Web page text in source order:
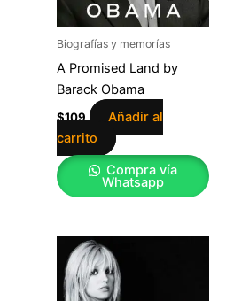
Biografías y memorías
A Promised Land by
Barack Obama
$109
Añadir al
carrito
Compra vía
Whatsapp